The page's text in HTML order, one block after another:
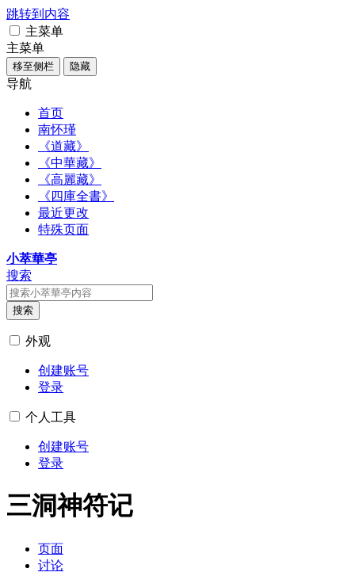
跳转到内容
主菜单
主菜单
移至侧栏 隐藏
导航
首页
南怀瑾
《道藏》
《中華藏》
《高麗藏》
《四庫全書》
最近更改
特殊页面
小萃華亭
搜索
搜索
外观
创建账号
登录
个人工具
创建账号
登录
三洞神符记
页面
讨论